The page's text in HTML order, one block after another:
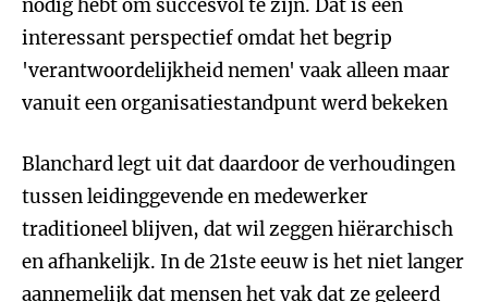
nodig hebt om succesvol te zijn. Dat is een
interessant perspectief omdat het begrip
'verantwoordelijkheid nemen' vaak alleen maar
vanuit een organisatiestandpunt werd bekeken
Blanchard legt uit dat daardoor de verhoudingen
tussen leidinggevende en medewerker
traditioneel blijven, dat wil zeggen hiërarchisch
en afhankelijk. In de 21ste eeuw is het niet langer
aannemelijk dat mensen het vak dat ze geleerd